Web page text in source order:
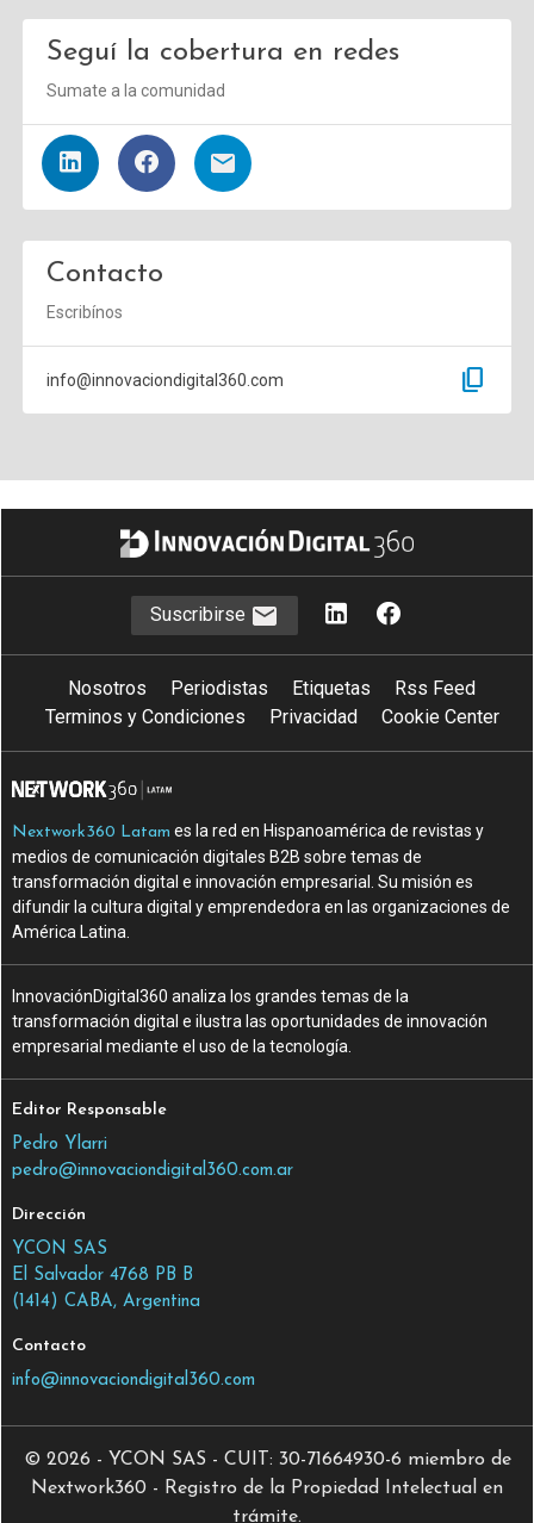
Seguí la cobertura en redes
Sumate a la comunidad
Contacto
Escribínos
info@innovaciondigital360.com content_copy
Suscribirse
Nosotros Periodistas Etiquetas
Rss Feed
Terminos y Condiciones
Privacidad Cookie Center
Nextwork360 Latam es la red en Hispanoamérica de revistas y
medios de comunicación digitales B2B sobre temas de
transformación digital e innovación empresarial. Su misión es
difundir la cultura digital y emprendedora en las organizaciones de
América Latina.
InnovaciónDigital360 analiza los grandes temas de la
transformación digital e ilustra las oportunidades de innovación
empresarial mediante el uso de la tecnología.
Editor Responsable
Pedro Ylarri
pedro@innovaciondigital360.com.ar
Dirección
YCON SAS
El Salvador 4768 PB B
(1414) CABA, Argentina
Contacto
info@innovaciondigital360.com
© 2026 - YCON SAS - CUIT: 30-71664930-6 miembro de
Nextwork360 - Registro de la Propiedad Intelectual en
trámite.